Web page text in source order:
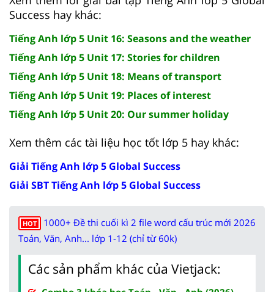
Success hay khác:
Tiếng Anh lớp 5 Unit 16: Seasons and the weather
Tiếng Anh lớp 5 Unit 17: Stories for children
Tiếng Anh lớp 5 Unit 18: Means of transport
Tiếng Anh lớp 5 Unit 19: Places of interest
Tiếng Anh lớp 5 Unit 20: Our summer holiday
Xem thêm các tài liệu học tốt lớp 5 hay khác:
Giải Tiếng Anh lớp 5 Global Success
Giải SBT Tiếng Anh lớp 5 Global Success
HOT
1000+ Đề thi cuối kì 2 file word cấu trúc mới 2026
Toán, Văn, Anh... lớp 1-12 (chỉ từ 60k)
Các sản phẩm khác của Vietjack: